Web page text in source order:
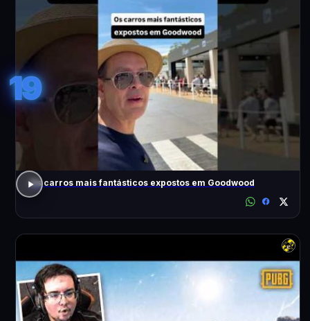
19
Os carros mais fantásticos expostos em Goodwood